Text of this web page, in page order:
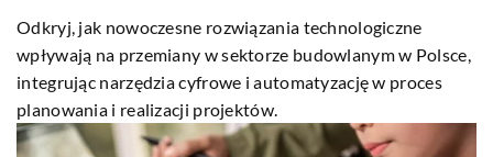
Odkryj, jak nowoczesne rozwiązania technologiczne
wpływają na przemiany w sektorze budowlanym w Polsce,
integrując narzędzia cyfrowe i automatyzację w proces
planowania i realizacji projektów.